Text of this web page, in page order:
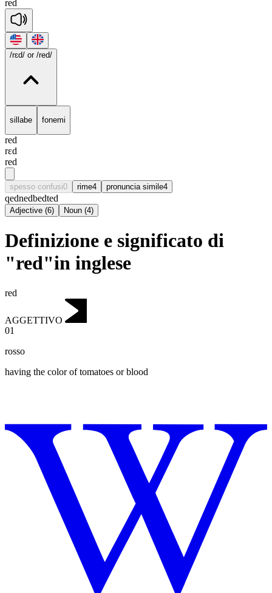
red
/rɛd/ or /red/
sillabe fonemi
red
rɛd
red
spesso confusi0 rime4 pronuncia simile4
qednedbedted
Adjective (6) Noun (4)
Definizione e significato di
"red"in inglese
red
AGGETTIVO
01
rosso
having the color of tomatoes or blood